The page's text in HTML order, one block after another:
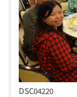
DSC04220